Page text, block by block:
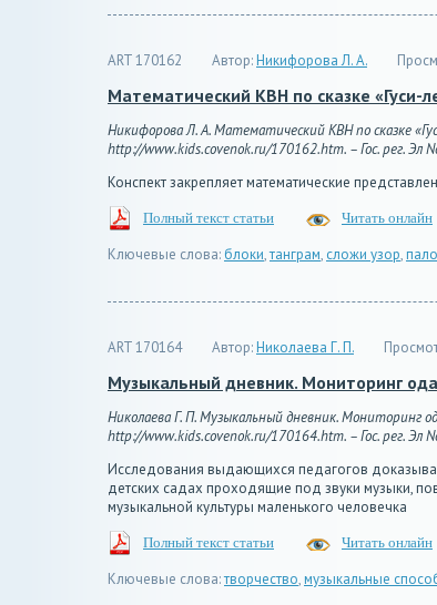
ART 170162 Автор:Никифорова Л. А.
Математический КВН по сказке «Гуси-
Никифорова Л. А. Математический КВН по сказке
http://www.kids.covenok.ru/170162.htm. – Гос. рег. Эл
Конспект закрепляет математические
Полный текст статьи Читать онлайн
Ключевые слова:блоки,танграм, сложи узор,
ART 170164 Автор:Николаева Г. П.
Музыкальный дневник. Мониторинг
Николаева Г. П. Музыкальный дневник. Мониторинг
http://www.kids.covenok.ru/170164.htm. – Гос. рег. Эл
Исследования выдающихся педагогов
детских садах проходящие под звуки музыки,
музыкальной культуры маленького человечка
Полный текст статьи Читать онлайн
Ключевые слова:творчество,музыкальные